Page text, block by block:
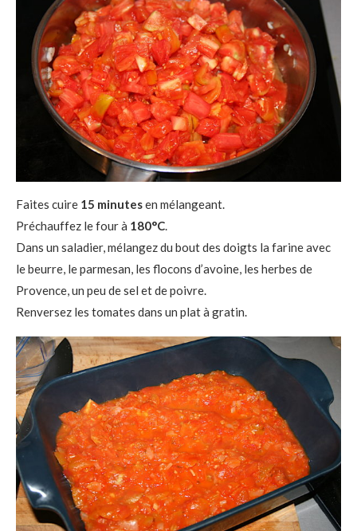
Faites cuire 15 minutesen mélangeant.
Préchauffez le four à 180°C.
Dans un saladier, mélangez du bout des doigts la farine avec
le beurre, le parmesan, les flocons d’avoine, les herbes de
Provence, un peu de sel et de poivre.
Renversez les tomates dans un plat à gratin.